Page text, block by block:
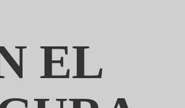
EL